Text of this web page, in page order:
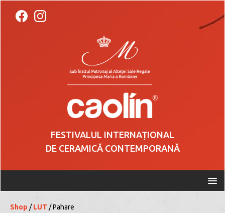
FESTIVALUL INTERNAȚIONAL
DE CERAMICĂ CONTEMPORANĂ
Shop /LUT / Pahare